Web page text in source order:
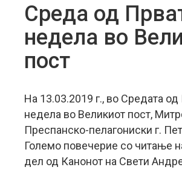
Среда од
недела во
пост
На 13.03.2019 г., во Средата од
недела во Великиот пост,
Преспанско-пелагониски г.
Големо повечерие со читање
дел од Канонот на Свети